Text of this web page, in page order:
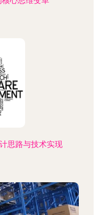
思路与技术实现